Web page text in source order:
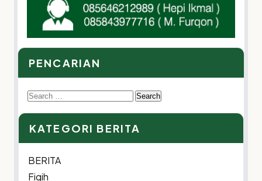
PENCARIAN
Search
for:
KATEGORI BERITA
BERITA
Fiqih